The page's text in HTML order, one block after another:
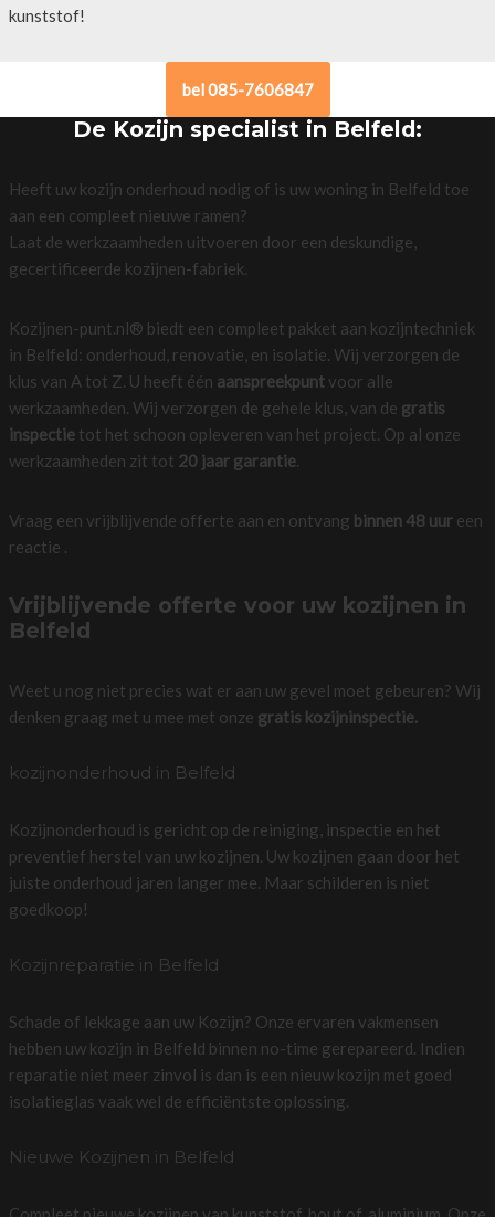
kunststof!
bel 085-7606847
De Kozijn specialist in Belfeld:
Heeft uw kozijn onderhoud nodig of is uw woning in Belfeld toe
aan een compleet nieuwe ramen?
Laat de werkzaamheden uitvoeren door een deskundige,
gecertificeerde kozijnen-fabriek.
Kozijnen-punt.nl® biedt een compleet pakket aan kozijntechniek
in Belfeld: onderhoud, renovatie, en isolatie. Wij verzorgen de
klus van A tot Z. U heeft één aanspreekpuntvoor alle
werkzaamheden. Wij verzorgen de gehele klus, van de gratis
inspectietot het schoon opleveren van het project. Op al onze
werkzaamheden zit tot 20 jaar garantie.
Vraag een vrijblijvende offerte aan en ontvang binnen 48 uureen
reactie .
Vrijblijvende offerte voor uw kozijnen in
Belfeld
Weet u nog niet precies wat er aan uw gevel moet gebeuren? Wij
denken graag met u mee met onze gratis kozijninspectie.
kozijnonderhoud in Belfeld
Kozijnonderhoud is gericht op de reiniging, inspectie en het
preventief herstel van uw kozijnen. Uw kozijnen gaan door het
juiste onderhoud jaren langer mee. Maar schilderen is niet
goedkoop!
Kozijnreparatie in Belfeld
Schade of lekkage aan uw Kozijn? Onze ervaren vakmensen
hebben uw kozijn in Belfeld binnen no-time gerepareerd. Indien
reparatie niet meer zinvol is dan is een nieuw kozijn met goed
isolatieglas vaak wel de efficiëntste oplossing.
Nieuwe Kozijnen in Belfeld